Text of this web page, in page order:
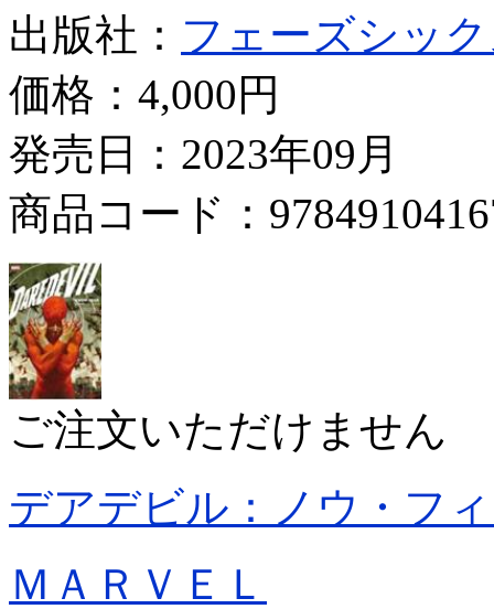
出版社： フェーズシッ
価格： 4,000円
発売日：2023年09月
商品コード：
ご注文いただけません
デアデビル：ノウ・フ
ＭＡＲＶＥＬ